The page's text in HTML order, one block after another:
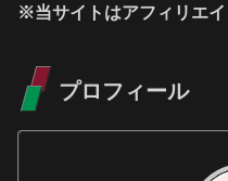
※当サイトはアフィリエイ
プロフィール